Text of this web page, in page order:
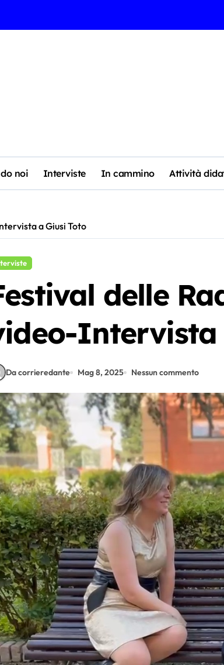
noi Interviste In cammino Attività
a Giusi Toto
delle
Intervista
Da corrieredante Mag 8, 2025 Nessun commento